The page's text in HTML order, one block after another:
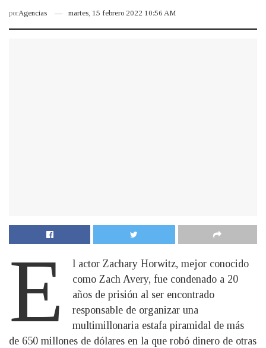
porAgencias martes, 15 febrero 2022 10:56 AM
E
l actor Zachary Horwitz, mejor conocido
como Zach Avery, fue condenado a 20
años de prisión al ser encontrado
responsable de organizar una
multimillonaria estafa piramidal de más
de 650 millones de dólares en la que robó dinero de otras